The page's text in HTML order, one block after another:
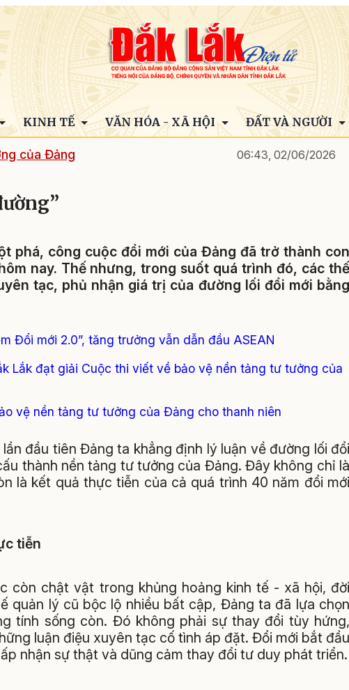
KINH TẾ VĂN HÓA - XÃ HỘI ĐẤT VÀ NGƯỜI
của Đảng 06:43, 02/06/2026
phá, công cuộc đổi mới của Đảng đã trở thành con
nay. Thế nhưng, trong suốt quá trình đó, các thế
tạc, phủ nhận giá trị của đường lối đổi mới bằng
Đổi mới 2.0”, tăng trưởng vẫn dẫn đầu ASEAN
Lắk đạt giải Cuộc thi viết về bảo vệ nền tảng tư tưởng của
vệ nền tảng tư tưởng của Đảng cho thanh niên
đầu tiên Đảng ta khẳng định lý luận về đường lối đổi
thành nền tảng tư tưởng của Đảng. Đây không chỉ là
là kết quả thực tiễn của cả quá trình 40 năm đổi mới
tiễn
còn chật vật trong khủng hoảng kinh tế - xã hội, đời
quản lý cũ bộc lộ nhiều bất cập, Đảng ta đã lựa chọn
tính sống còn. Đó không phải sự thay đổi tùy hứng,
luận điệu xuyên tạc cố tình áp đặt. Đổi mới bắt đầu
nhận sự thật và dũng cảm thay đổi tư duy phát triển.